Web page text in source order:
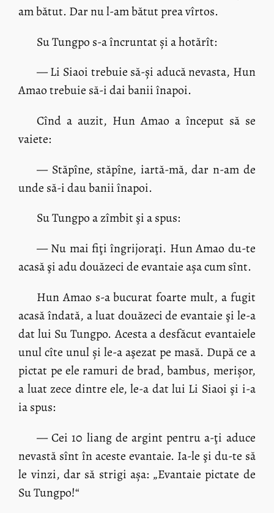
am bătut. Dar nu l-am bătut prea vîrtos.
Su Tungpo s-a încruntat și a hotărît:
— Li Siaoi trebuie să-și aducă nevasta, Hun
Amao trebuie să-i dai banii înapoi.
Cînd a auzit, Hun Amao a început să se
vaiete:
— Stăpîne, stăpîne, iartă-mă, dar n-am de
unde să-i dau banii înapoi.
Su Tungpo a zîmbit şi a spus:
— Nu mai fiţi îngrijoraţi. Hun Amao du-te
acasă şi adu douăzeci de evantaie așa cum sînt.
Hun Amao s-a bucurat foarte mult, a fugit
acasă îndată, a luat douăzeci de evantaie şi le-a
dat lui Su Tungpo. Acesta a desfăcut evantaiele
unul cîte unul și le-a aşezat pe masă. După ce a
pictat pe ele ramuri de brad, bambus, merișor,
a luat zece dintre ele, le-a dat lui Li Siaoi şi i-a
ia spus:
— Cei 10 liang de argint pentru a-ţi aduce
nevastă sînt în aceste evantaie. Ia-le şi du-te să
le vinzi, dar să strigi așa: „Evantaie pictate de
Su Tungpo!“